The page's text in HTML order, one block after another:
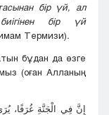
бір үй, ал
бір үй
Термизи).
бұдан да өзге
(оған Алланың
إِنَّ فِي الْجَنَّةِ غُرَفًا،